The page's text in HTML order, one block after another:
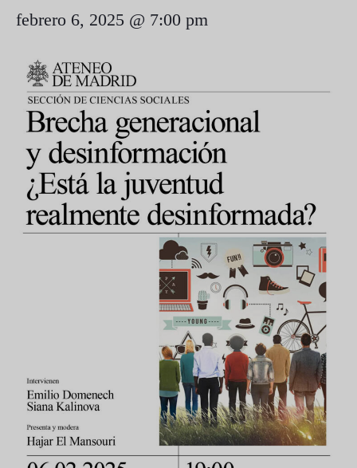
febrero 6, 2025 @ 7:00 pm